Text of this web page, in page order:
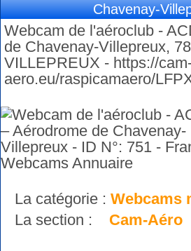
Chavenay-
Webcam de l'aéroclub -
de Chavenay-Villepreux,
VILLEPREUX - https://
aero.eu/raspicamaero/
La catégorie : Webcams
La section : Cam-Aéro